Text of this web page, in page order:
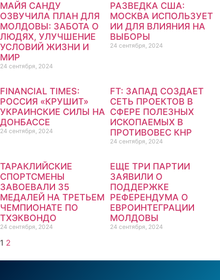
МАЙЯ САНДУ
ОЗВУЧИЛА ПЛАН ДЛЯ
МОЛДОВЫ: ЗАБОТА О
ЛЮДЯХ, УЛУЧШЕНИЕ
УСЛОВИЙ ЖИЗНИ И
МИР
24 сентября, 2024
РАЗВЕДКА США:
МОСКВА ИСПОЛЬЗУЕТ
ИИ ДЛЯ ВЛИЯНИЯ НА
ВЫБОРЫ
24 сентября, 2024
FINANCIAL TIMES:
РОССИЯ «КРУШИТ»
УКРАИНСКИЕ СИЛЫ НА
ДОНБАССЕ
24 сентября, 2024
FT: ЗАПАД СОЗДАЕТ
СЕТЬ ПРОЕКТОВ В
СФЕРЕ ПОЛЕЗНЫХ
ИСКОПАЕМЫХ В
ПРОТИВОВЕС КНР
24 сентября, 2024
ТАРАКЛИЙСКИЕ
СПОРТСМЕНЫ
ЗАВОЕВАЛИ 35
МЕДАЛЕЙ НА ТРЕТЬЕМ
ЧЕМПИОНАТЕ ПО
ТХЭКВОНДО
24 сентября, 2024
ЕЩЕ ТРИ ПАРТИИ
ЗАЯВИЛИ О
ПОДДЕРЖКЕ
РЕФЕРЕНДУМА О
ЕВРОИНТЕГРАЦИИ
МОЛДОВЫ
24 сентября, 2024
1 2